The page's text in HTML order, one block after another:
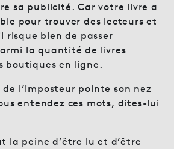
sa publicité. Car votre livre a
pour trouver des lecteurs et
risque bien de passer
la quantité de livres
boutiques en ligne.
de l’imposteur pointe son nez
entendez ces mots, dites-lui
la peine d’être lu et d’être